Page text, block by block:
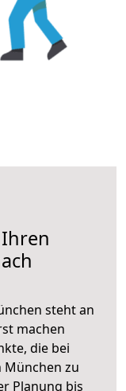
steht an
machen
die bei
München zu
Planung bis